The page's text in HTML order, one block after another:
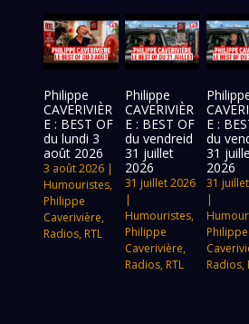
Philippe
CAVERIVIÈR
E : BEST OF
du lundi 3
août 2026
3 août 2026 |
Humouristes,
Philippe
Caverivière,
Radios, RTL
Philippe
CAVERIVIÈR
E : BEST OF
du vendreid
31 juillet
2026
31 juillet 2026
|
Humouristes,
Philippe
Caverivière,
Radios, RTL
E :
du
31
2026
31
|
Philippe
Radios,